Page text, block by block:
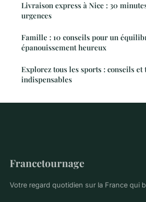
Livraison express à Nice : 30
urgences
Famille : 10 conseils pour un
épanouissement heureux
Explorez tous les sports : conseils et
indispensables
Francetournage
Votre regard quotidien sur la France qui